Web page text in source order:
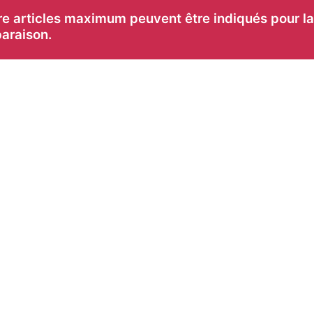
articles maximum peuvent être indiqués pour la